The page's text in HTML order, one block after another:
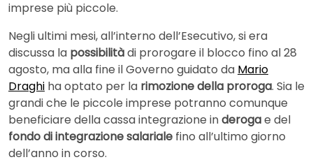
imprese più piccole.
Negli ultimi mesi, all’interno dell’Esecutivo, si era
discussa la possibilitàdi prorogare il blocco fino al 28
agosto, ma alla fine il Governo guidato da Mario
Draghi ha optato per la rimozione della proroga. Sia le
grandi che le piccole imprese potranno comunque
beneficiare della cassa integrazione inderogae del
fondo di integrazione salariale fino all’ultimo giorno
dell’anno in corso.